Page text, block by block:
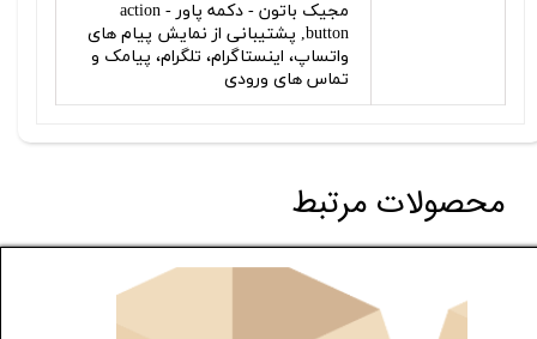
مجیک باتون - دکمه پاور - action
button, پشتیبانی از نمایش پیام های
واتساپ، اینستاگرام، تلگرام، پیامک و
تماس های ورودی
محصولات مرتبط